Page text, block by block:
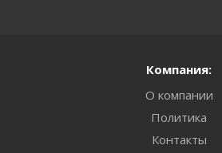
Компания:
О компании
Политика
Контакты